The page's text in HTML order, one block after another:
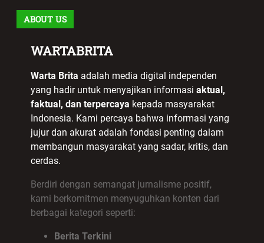
ABOUT US
WARTABRITA
Warta Brita adalah media digital independen
yang hadir untuk menyajikan informasi aktual,
faktual, dan terpercaya kepada masyarakat
Indonesia. Kami percaya bahwa informasi yang
jujur dan akurat adalah fondasi penting dalam
membangun masyarakat yang sadar, kritis, dan
cerdas.
Berdiri dengan semangat jurnalisme positif,
kami berkomitmen menyuguhkan konten dari
berbagai kategori seperti:
Berita Terkini